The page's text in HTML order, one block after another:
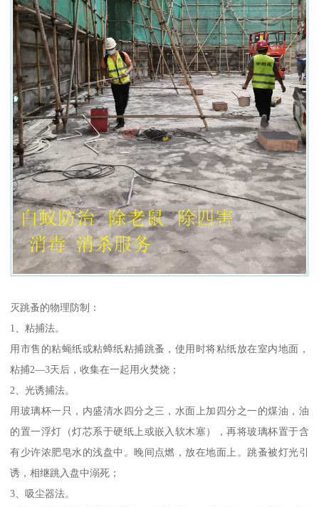
灭跳蚤的物理防制：
1、粘捕法。
用市售的粘蝇纸或粘蟑纸粘捕跳蚤，使用时将粘纸放在室内地面，
粘捕2—3天后，收集在一起用火焚烧；
2、光诱捕法。
用玻璃杯一只，内盛清水四分之三，水面上加四分之一的煤油，油
的置一浮灯（灯芯系于硬纸上或嵌入软木塞），再将玻璃杯置于含
有少许浓肥皂水的浅盘中。晚间点燃，放在地面上。跳蚤被灯光引
诱，相继跳入盘中溺死；
3、吸尘器法。